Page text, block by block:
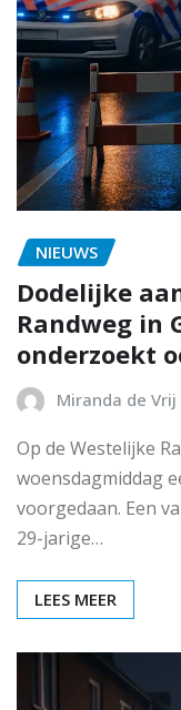
NIEUWS
Dodelijke
Randweg in
onderzoekt
Miranda de Vrij
Op de Westelijke
woensdagmiddag
voorgedaan. Een
29-jarige…
LEES MEER